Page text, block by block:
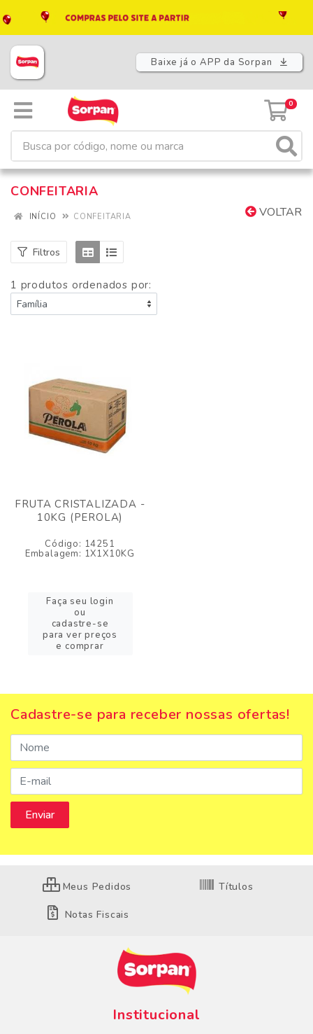
Baixe já o APP da Sorpan
0
CONFEITARIA
VOLTAR
INÍCIO CONFEITARIA
Filtros
1 produtos ordenados por:
FRUTA CRISTALIZADA -
10KG (PEROLA)
Código: 14251
Embalagem: 1X1X10KG
Faça seu login
ou
cadastre-se
para ver preços
e comprar
Cadastre-se para receber nossas ofertas!
Meus Pedidos Títulos
Notas Fiscais
Institucional